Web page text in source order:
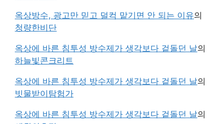
옥상방수, 광고만 믿고 덜컥 맡기면 안 되는 이유의
청량한비단
옥상에 바른 침투성 방수제가 생각보다 겉돌던 날의
하늘빛콘크리트
옥상에 바른 침투성 방수제가 생각보다 겉돌던 날의
빗물받이탐험가
옥상에 바른 침투성 방수제가 생각보다 겉돌던 날의